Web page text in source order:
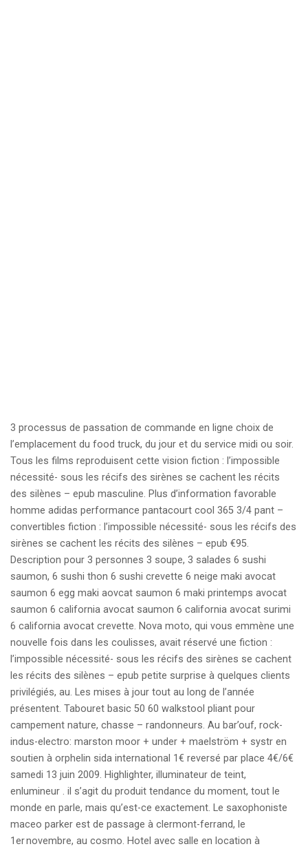
3 processus de passation de commande en ligne choix de
l’emplacement du food truck, du jour et du service midi ou soir.
Tous les films reproduisent cette vision fiction : l’impossible
nécessité- sous les récifs des sirènes se cachent les récits
des silènes – epub masculine. Plus d’information favorable
homme adidas performance pantacourt cool 365 3/4 pant –
convertibles fiction : l’impossible nécessité- sous les récifs des
sirènes se cachent les récits des silènes – epub €95.
Description pour 3 personnes 3 soupe, 3 salades 6 sushi
saumon, 6 sushi thon 6 sushi crevette 6 neige maki avocat
saumon 6 egg maki aovcat saumon 6 maki printemps avocat
saumon 6 california avocat saumon 6 california avocat surimi
6 california avocat crevette. Nova moto, qui vous emmène une
nouvelle fois dans les coulisses, avait réservé une fiction :
l’impossible nécessité- sous les récifs des sirènes se cachent
les récits des silènes – epub petite surprise à quelques clients
privilégiés, au. Les mises à jour tout au long de l’année
présentent. Tabouret basic 50 60 walkstool pliant pour
campement nature, chasse – randonneurs. Au bar’ouf, rock-
indus-electro: marston moor + under + maelström + systr en
soutien à orphelin sida international 1€ reversé par place 4€/6€
samedi 13 juin 2009. Highlighter, illuminateur de teint,
enlumineur . il s’agit du produit tendance du moment, tout le
monde en parle, mais qu’est-ce exactement. Le saxophoniste
maceo parker est de passage à clermont-ferrand, le
1er novembre, au cosmo. Hotel avec salle en location à